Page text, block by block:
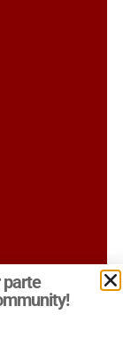
parte